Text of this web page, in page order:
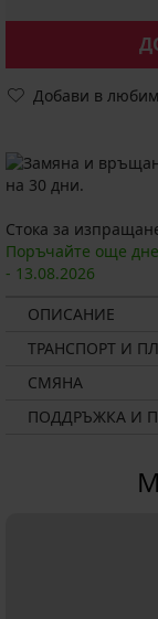
Добави в
на 30 дни.
Стока за
Поръчайте още
- 13.08.2026
ОПИСАНИЕ
ТРАНСПОРТ И
СМЯНА
ПОДДРЪЖКА И